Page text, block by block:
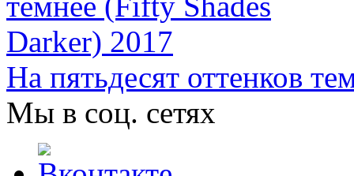
На пятьдесят оттенков
Мы в соц. сетях